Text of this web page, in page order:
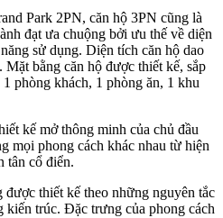
Park 2PN, căn hộ 3PN cũng là
đạt ưa chuộng bởi ưu thế về diện
sử dụng. Diện tích căn hộ dao
bằng căn hộ được thiết kế, sắp
phòng khách, 1 phòng ăn, 1 khu
kế mở thông minh của chủ đầu
mọi phong cách khác nhau từ hiện
tân cổ điển.
được thiết kế theo những nguyên tắc
kiến trúc. Đặc trưng của phong cách